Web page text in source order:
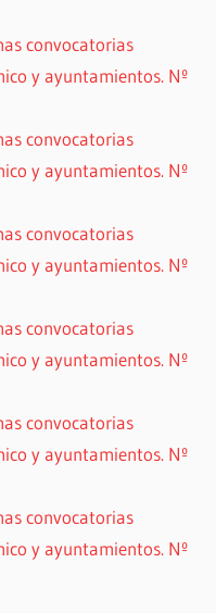
convocatorias
y ayuntamientos. Nº
convocatorias
y ayuntamientos. Nº
convocatorias
y ayuntamientos. Nº
convocatorias
y ayuntamientos. Nº
convocatorias
y ayuntamientos. Nº
convocatorias
y ayuntamientos. Nº